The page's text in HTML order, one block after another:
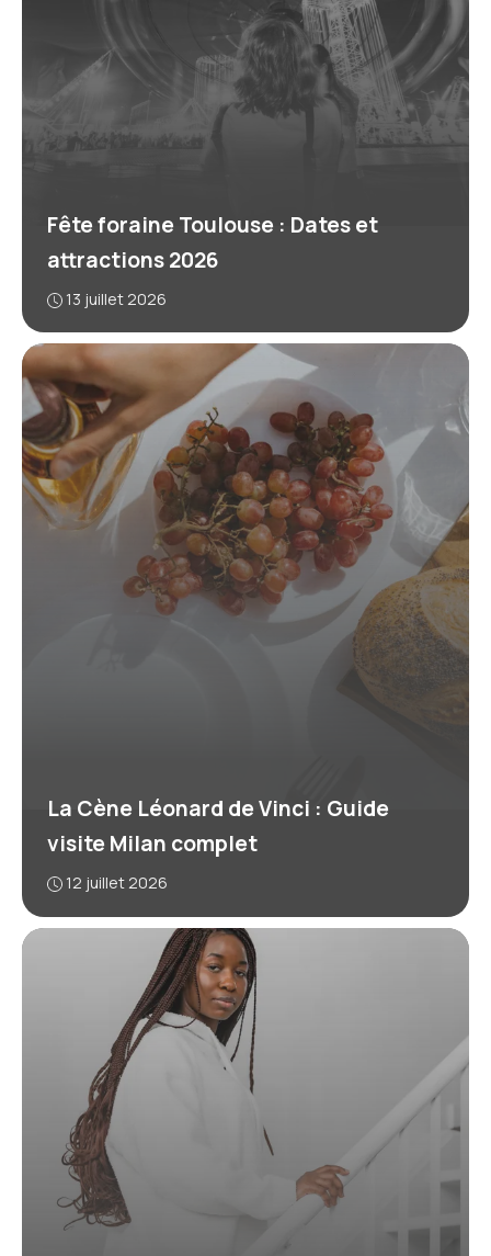
Fête foraine Toulouse : Dates et
attractions 2026
13 juillet 2026
La Cène Léonard de Vinci : Guide
visite Milan complet
12 juillet 2026